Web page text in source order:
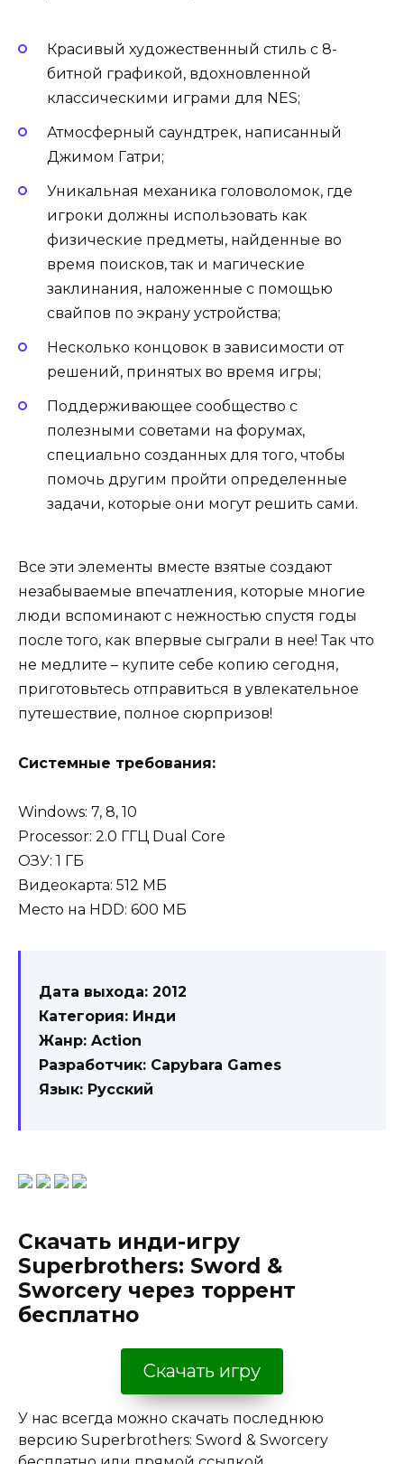
Красивый художественный стиль с 8-
битной графикой, вдохновленной
классическими играми для NES;
Атмосферный саундтрек, написанный
Джимом Гатри;
Уникальная механика головоломок, где
игроки должны использовать как
физические предметы, найденные во
время поисков, так и магические
заклинания, наложенные с помощью
свайпов по экрану устройства;
Несколько концовок в зависимости от
решений, принятых во время игры;
Поддерживающее сообщество с
полезными советами на форумах,
специально созданных для того, чтобы
помочь другим пройти определенные
задачи, которые они могут решить сами.
Все эти элементы вместе взятые создают
незабываемые впечатления, которые многие
люди вспоминают с нежностью спустя годы
после того, как впервые сыграли в нее! Так что
не медлите – купите себе копию сегодня,
приготовьтесь отправиться в увлекательное
путешествие, полное сюрпризов!
Системные требования:
Windows: 7, 8, 10
Processor: 2.0 ГГЦ Dual Core
ОЗУ: 1 ГБ
Видеокарта: 512 МБ
Место на HDD: 600 МБ
Дата выхода: 2012
Категория: Инди
Жанр: Action
Разработчик: Capybara Games
Язык: Русский
Скачать инди-игру
Superbrothers: Sword &
Sworcery через торрент
бесплатно
Скачать игру
У нас всегда можно скачать последнюю
версию Superbrothers: Sword & Sworcery